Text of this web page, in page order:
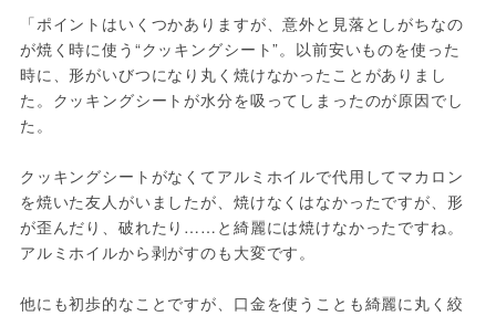
「ポイントはいくつかありますが、意外と見落としがちなの
が焼く時に使う“クッキングシート”。以前安いものを使った
時に、形がいびつになり丸く焼けなかったことがありまし
た。クッキングシートが水分を吸ってしまったのが原因でし
た。
クッキングシートがなくてアルミホイルで代用してマカロン
を焼いた友人がいましたが、焼けなくはなかったですが、形
が歪んだり、破れたり……と綺麗には焼けなかったですね。
アルミホイルから剥がすのも大変です。
他にも初歩的なことですが、口金を使うことも綺麗に丸く絞